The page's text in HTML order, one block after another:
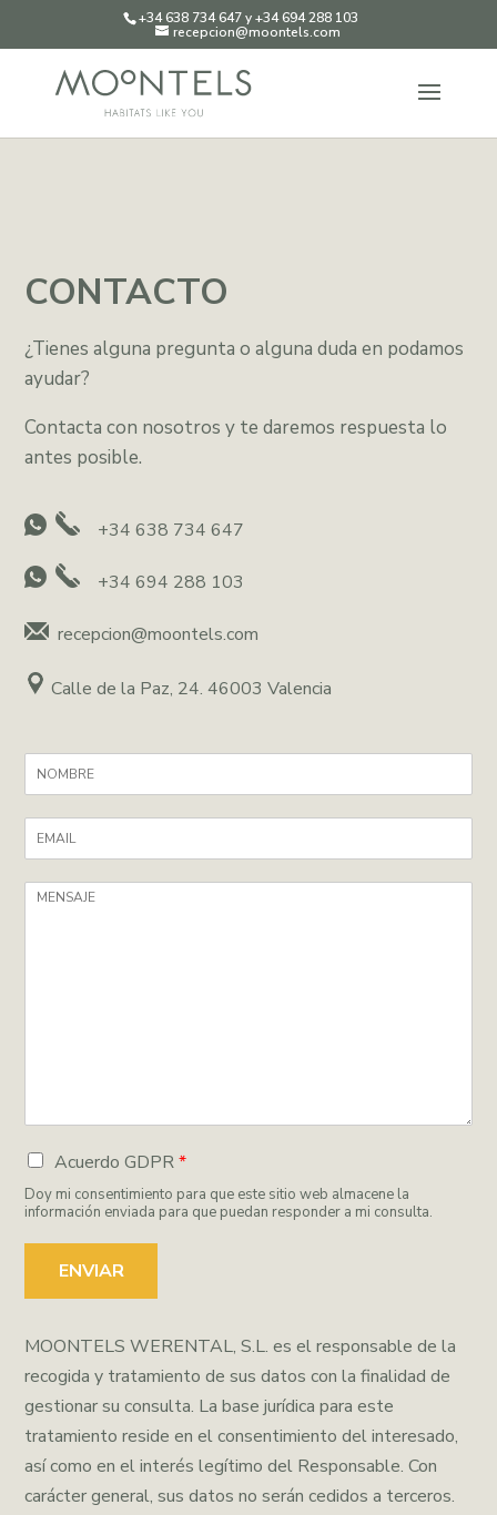
+34 638 734 647 y +34 694 288 103
recepcion@moontels.com
CONTACTO
¿Tienes alguna pregunta o alguna duda en podamos
ayudar?
Contacta con nosotros y te daremos respuesta lo
antes posible.
+34 638 734 647
+34 694 288 103
recepcion@moontels.com
Calle de la Paz, 24. 46003 Valencia
Acuerdo GDPR*
Doy mi consentimiento para que este sitio web almacene la
información enviada para que puedan responder a mi consulta.
ENVIAR
MOONTELS WERENTAL, S.L. es el responsable de la
recogida y tratamiento de sus datos con la finalidad de
gestionar su consulta. La base jurídica para este
tratamiento reside en el consentimiento del interesado,
así como en el interés legítimo del Responsable. Con
carácter general, sus datos no serán cedidos a terceros.